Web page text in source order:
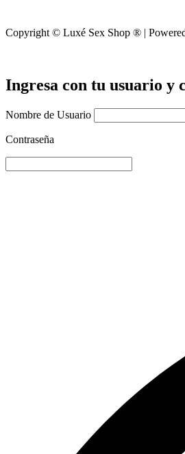
Copyright © Luxé Sex Shop ® |
Ingresa con tu usuario y
Nombre de Usuario
Contraseña